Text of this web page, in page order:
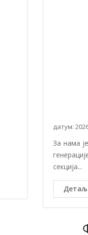
датум:
За нама
секција...